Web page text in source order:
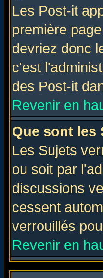
Les Post-it
première
devriez donc
c'est
des Post-it
Revenir en
Que sont les
Les Sujets
ou soit par
discussions
cessent
verrouillés
Revenir en